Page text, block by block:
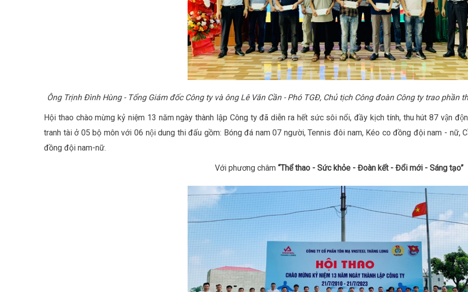
Ông Trịnh Đình Hùng - Tổng Giám đốc Công ty và ông Lê Văn Cần - Phó TGĐ, Chủ tịch Công đoàn Công tytrao phần
Hội thao chào mừng kỷ niệm 13 năm ngày thành lập Công ty đã diễn ra hết sức sôi nổi, đầy kịch tính, thu hút 87 vận
tranh tài ở 05 bộ môn với 06 nội dung thi đấu gồm: Bóng đá nam 07 người, Tennis đôi nam, Kéo co đồng đội nam - nữ,
đồng đội nam-nữ.
Với phương châm “Thể thao -Sức khỏe - Đoàn kết - Đổi mới -Sáng tạo”